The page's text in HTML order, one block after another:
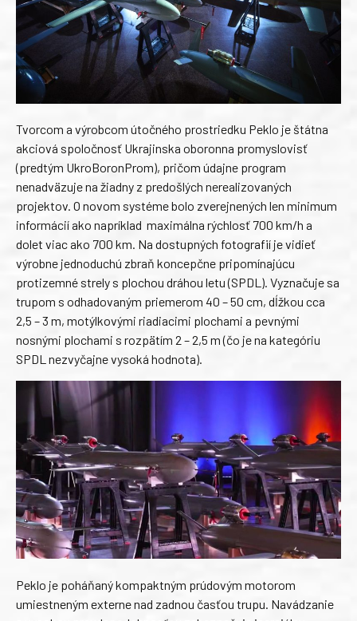
Tvorcom a výrobcom útočného prostriedku Peklo je štátna
akciová spoločnosť Ukrajinska oboronna promyslovisť
(predtým UkroBoronProm), pričom údajne program
nenadväzuje na žiadny z predošlých nerealizovaných
projektov. O novom systéme bolo zverejnených len minimum
informácií ako napríklad maximálna rýchlosť 700 km/h a
dolet viac ako 700 km. Na dostupných fotografií je vidieť
výrobne jednoduchú zbraň koncepčne pripomínajúcu
protizemné strely s plochou dráhou letu (SPDL). Vyznačuje sa
trupom s odhadovaným priemerom 40 – 50 cm, dĺžkou cca
2,5 – 3 m, motýlkovými riadiacimi plochami a pevnými
nosnými plochami s rozpätím 2 – 2,5 m (čo je na kategóriu
SPDL nezvyčajne vysoká hodnota).
Peklo je poháňaný kompaktným prúdovým motorom
umiestneným externe nad zadnou časťou trupu. Navádzanie